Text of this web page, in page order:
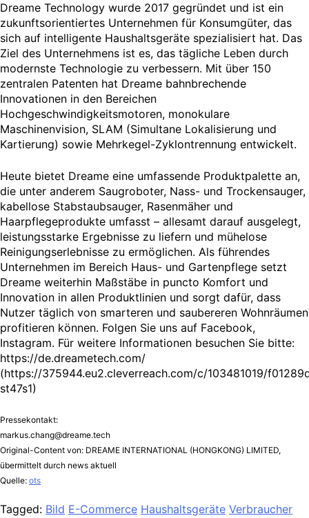
Dreame Technology wurde 2017 gegründet und ist ein
zukunftsorientiertes Unternehmen für Konsumgüter, das
sich auf intelligente Haushaltsgeräte spezialisiert hat. Das
Ziel des Unternehmens ist es, das tägliche Leben durch
modernste Technologie zu verbessern. Mit über 150
zentralen Patenten hat Dreame bahnbrechende
Innovationen in den Bereichen
Hochgeschwindigkeitsmotoren, monokulare
Maschinenvision, SLAM (Simultane Lokalisierung und
Kartierung) sowie Mehrkegel-Zyklontrennung entwickelt.
Heute bietet Dreame eine umfassende Produktpalette an,
die unter anderem Saugroboter, Nass- und Trockensauger,
kabellose Stabstaubsauger, Rasenmäher und
Haarpflegeprodukte umfasst – allesamt darauf ausgelegt,
leistungsstarke Ergebnisse zu liefern und mühelose
Reinigungserlebnisse zu ermöglichen. Als führendes
Unternehmen im Bereich Haus- und Gartenpflege setzt
Dreame weiterhin Maßstäbe in puncto Komfort und
Innovation in allen Produktlinien und sorgt dafür, dass
Nutzer täglich von smarteren und saubereren Wohnräumen
profitieren können. Folgen Sie uns auf Facebook,
Instagram. Für weitere Informationen besuchen Sie bitte:
https://de.dreametech.com/
(https://375944.eu2.cleverreach.com/c/103481019/
st47s1)
Pressekontakt:
markus.chang@dreame.tech
Original-Content von: DREAME INTERNATIONAL (HONGKONG) LIMITED,
übermittelt durch news aktuell
Quelle: ots
Tagged: Bild E-Commerce Haushaltsgeräte Verbraucher